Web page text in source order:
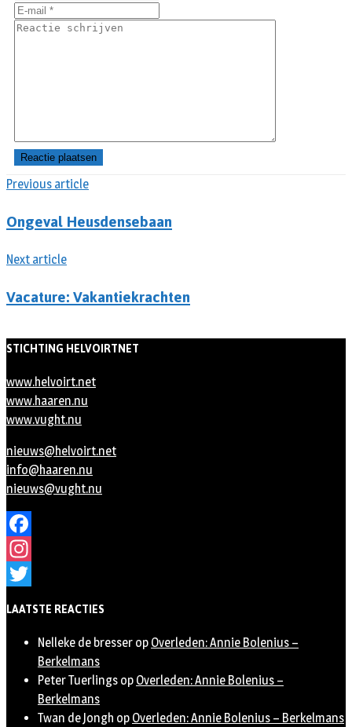
Previous article
Ongeval Heusdensebaan
Next article
Vacature: Vakantiekrachten
STICHTING HELVOIRTNET
www.helvoirt.net
www.haaren.nu
www.vught.nu
nieuws@helvoirt.net
info@haaren.nu
nieuws@vught.nu
Facebook
Instagram
LAATSTE REACTIES
Nelleke de bresser op Overleden: Annie Bolenius –
Berkelmans
Peter Tuerlings op Overleden: Annie Bolenius –
Berkelmans
Twan de Jongh op Overleden: Annie Bolenius – Berkelmans